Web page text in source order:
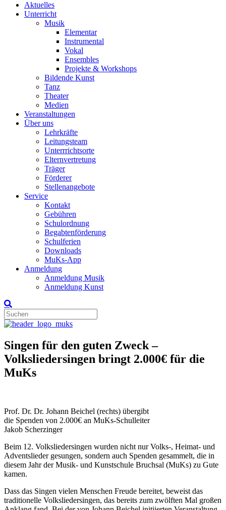
Aktuelles
Unterricht
Musik
Elementar
Instrumental
Vokal
Ensembles
Projekte & Workshops
Bildende Kunst
Tanz
Theater
Medien
Veranstaltungen
Über uns
Lehrkräfte
Leitungsteam
Unterrrichtsorte
Elternvertretung
Träger
Förderer
Stellenangebote
Service
Kontakt
Gebühren
Schulordnung
Begabtenförderung
Schulferien
Downloads
MuKs-App
Anmeldung
Anmeldung Musik
Anmeldung Kunst
Singen für den guten Zweck –
Volksliedersingen bringt 2.000€ für die
MuKs
Prof. Dr. Dr. Johann Beichel (rechts) übergibt
die Spenden von 2.000€ an MuKs-Schulleiter
Jakob Scherzinger
Beim 12. Volksliedersingen wurden nicht nur Volks-, Heimat- und
Adventslieder gesungen, sondern auch Spenden gesammelt, die in
diesem Jahr der Musik- und Kunstschule Bruchsal (MuKs) zu Gute
kamen.
Dass das Singen vielen Menschen Freude bereitet, beweist das
traditionelle Volksliedersingen, das bereits zum zwölften Mal großen